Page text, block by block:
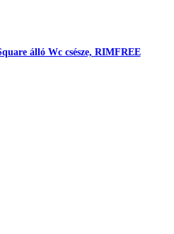
álló Wc csésze, RIMFREE